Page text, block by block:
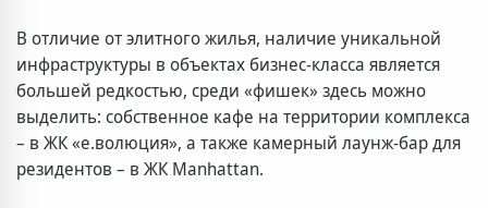
В отличие от элитного жилья, наличие уникальной
инфраструктуры в объектах бизнес-класса является
большей редкостью, среди «фишек» здесь можно
выделить: собственное кафе на территории комплекса
– в ЖК «е.волюция», а также камерный лаунж-бар для
резидентов – в ЖК Manhattan.